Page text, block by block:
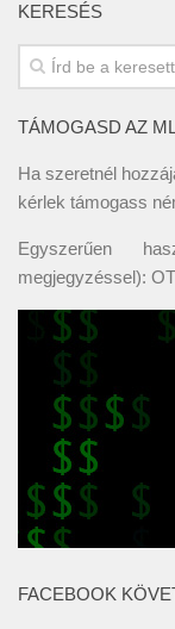
KERESÉS
TÁMOGASD AZ
Ha szeretnél
kérlek támogass
Egyszerűen
megjegyzéssel):
FACEBOOK